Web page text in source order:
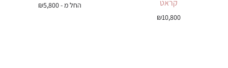
קראט
₪10,800
החל מ - ₪5,800